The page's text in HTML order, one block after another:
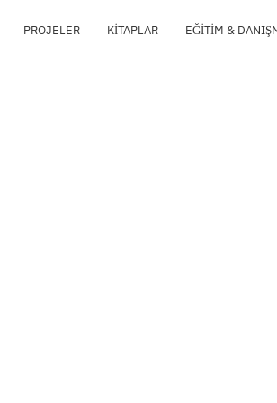
PROJELER KITAPLAR EĞITIM &